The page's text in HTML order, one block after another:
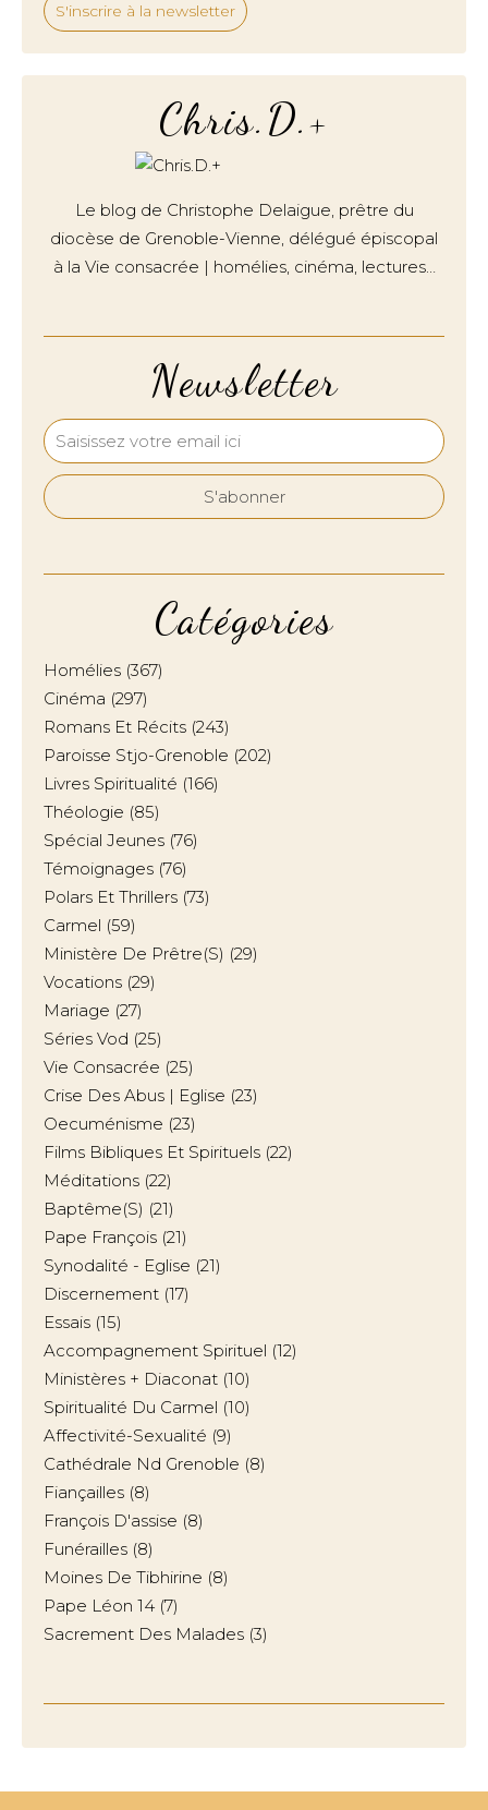
S'inscrire à la newsletter
Newsletter
Catégories
Homélies (367)
Cinéma (297)
Romans Et Récits (243)
Paroisse Stjo-Grenoble (202)
Livres Spiritualité (166)
Théologie (85)
Spécial Jeunes (76)
Témoignages (76)
Polars Et Thrillers (73)
Carmel (59)
Ministère De Prêtre(s) (29)
Vocations (29)
Mariage (27)
Séries Vod (25)
Vie Consacrée (25)
Crise Des Abus | Eglise (23)
Oecuménisme (23)
Films Bibliques Et Spirituels (22)
Méditations (22)
Baptême(s) (21)
Pape François (21)
Synodalité - Eglise (21)
Discernement (17)
Essais (15)
Accompagnement Spirituel (12)
Ministères + Diaconat (10)
Spiritualité Du Carmel (10)
Affectivité-Sexualité (9)
Cathédrale Nd Grenoble (8)
Fiançailles (8)
François D'assise (8)
Funérailles (8)
Moines De Tibhirine (8)
Pape Léon 14 (7)
Sacrement Des Malades (3)
Chris.D.+
Le blog de Christophe Delaigue, prêtre du
diocèse de Grenoble-Vienne, délégué épiscopal
à la Vie consacrée | homélies, cinéma, lectures…